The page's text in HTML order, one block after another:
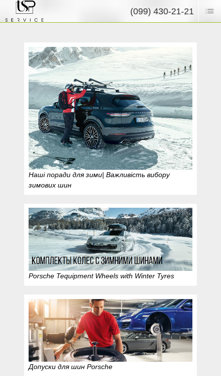
(099) 430-21-21
Наші поради для зими| Важливість вибору
зимових шин
Porsche Tequipment Wheels with Winter Tyres
Допуски для шин Porsche